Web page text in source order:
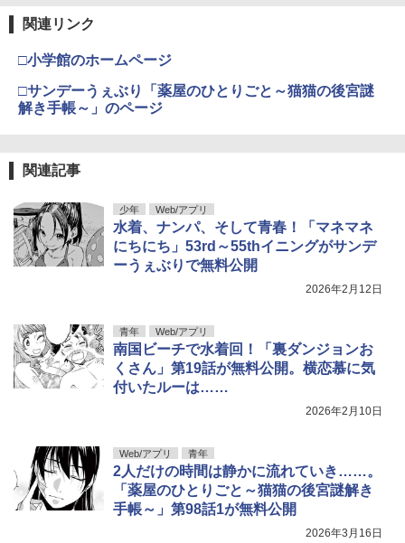
関連リンク
□小学館のホームページ
□サンデーうぇぶり「薬屋のひとりごと～猫猫の後宮謎
解き手帳～」のページ
関連記事
少年 Web/アプリ
水着、ナンパ、そして青春！「マネマネ
にちにち」53rd～55thイニングがサンデ
ーうぇぶりで無料公開
2026年2月12日
青年 Web/アプリ
南国ビーチで水着回！「裏ダンジョンお
くさん」第19話が無料公開。横恋慕に気
付いたルーは……
2026年2月10日
Web/アプリ 青年
2人だけの時間は静かに流れていき……。
「薬屋のひとりごと～猫猫の後宮謎解き
手帳～」第98話1が無料公開
2026年3月16日